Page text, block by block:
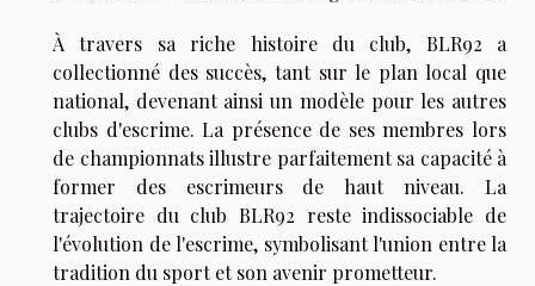
À travers sa riche histoire du club, BLR92 a
collectionné des succès, tant sur le plan local que
national, devenant ainsi un modèle pour les autres
clubs d'escrime. La présence de ses membres lors
de championnats illustre parfaitement sa capacité à
former des escrimeurs de haut niveau. La
trajectoire du club BLR92 reste indissociable de
l'évolution de l'escrime, symbolisant l'union entre la
tradition du sport et son avenir prometteur.